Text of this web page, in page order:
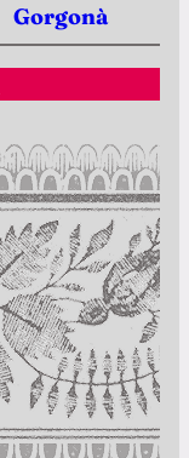
Gorgonà